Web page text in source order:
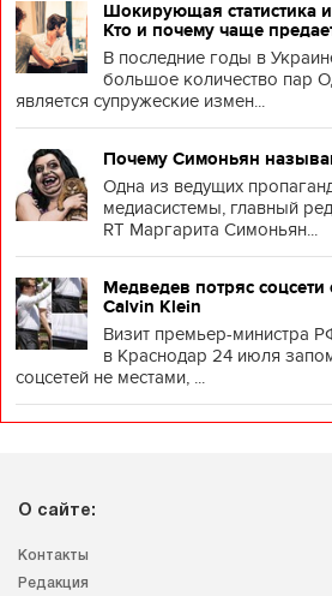
Шокирующая статистика
Кто и почему чаще
В последние годы в
большое количество пар
является супружеские измен...
Почему Симоньян
Одна из ведущих
медиасистемы, главный
RT Маргарита Симоньян...
Медведев потряс соцсети
Calvin Klein
Визит премьер-министра
в Краснодар 24 июля
соцсетей не местами, ...
О сайте:
Контакты
Редакция